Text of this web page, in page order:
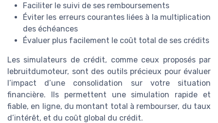
Faciliter le suivi de ses remboursements
Éviter les erreurs courantes liées à la multiplication
des échéances
Évaluer plus facilement le coût total de ses crédits
Les simulateurs de crédit, comme ceux proposés par
lebruitdumoteur, sont des outils précieux pour évaluer
l’impact d’une consolidation sur votre situation
financière. Ils permettent une simulation rapide et
fiable, en ligne, du montant total à rembourser, du taux
d’intérêt, et du coût global du crédit.